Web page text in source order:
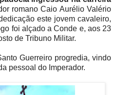
romano Caio Aurélio Valério
este jovem cavaleiro,
foi alçado a Conde e, aos 23
de Tribuno Militar.
Guerreiro progredia, vindo
pessoal do Imperador.